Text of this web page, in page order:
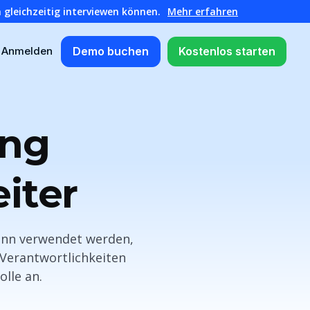
interviewen können. Mehr erfahren
Anmelden Demo buchen Kostenlos starten
verwendet werden,
an.